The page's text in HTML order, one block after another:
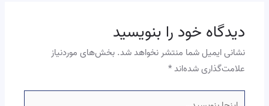
دیدگاه‌ خود را بنویسید
نشانی ایمیل شما منتشر نخواهد شد. بخش‌های موردنیاز
علامت‌گذاری شده‌اند*